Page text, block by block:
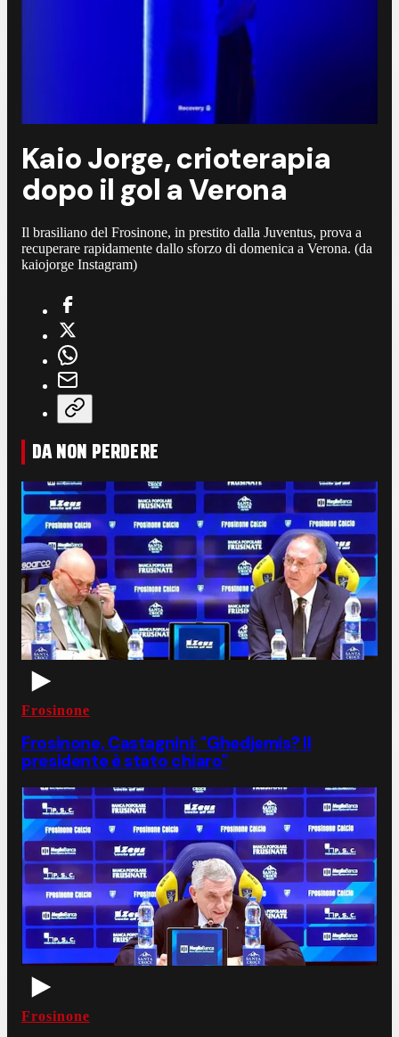
Kaio Jorge, crioterapia
dopo il gol a Verona
Il brasiliano del Frosinone, in prestito dalla Juventus, prova a
recuperare rapidamente dallo sforzo di domenica a Verona. (da
kaiojorge Instagram)
DA NON PERDERE
Frosinone
Frosinone, Castagnini: "Ghedjemis? Il
presidente è stato chiaro"
Frosinone